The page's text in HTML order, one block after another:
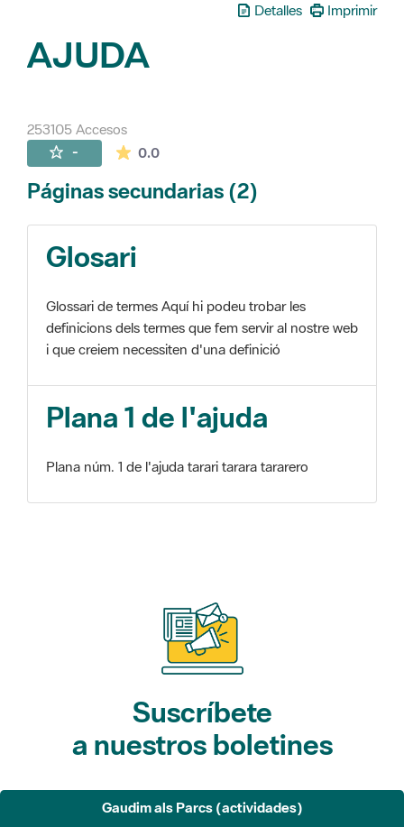
Detalles Imprimir
AJUDA
253105 Accesos
- 0.0La valoración media es de 0 estrellas de
Páginas secundarias (2)
Glosari
Glossari de termes Aquí hi podeu trobar les
definicions dels termes que fem servir al nostre web
i que creiem necessiten d'una definició
Plana 1 de l'ajuda
Plana núm. 1 de l'ajuda tarari tarara tararero
Suscríbete
a nuestros boletines
Gaudim als Parcs (actividades)